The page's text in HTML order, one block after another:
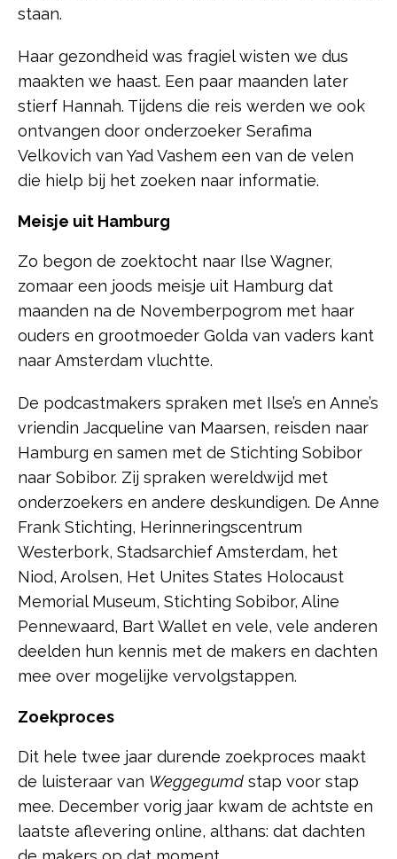
staan.
Haar gezondheid was fragiel wisten we dus
maakten we haast. Een paar maanden later
stierf Hannah. Tijdens die reis werden we ook
ontvangen door onderzoeker Serafima
Velkovich van Yad Vashem een van de velen
die hielp bij het zoeken naar informatie.
Meisje uit Hamburg
Zo begon de zoektocht naar Ilse Wagner,
zomaar een joods meisje uit Hamburg dat
maanden na de Novemberpogrom met haar
ouders en grootmoeder Golda van vaders kant
naar Amsterdam vluchtte.
De podcastmakers spraken met Ilse’s en Anne’s
vriendin Jacqueline van Maarsen, reisden naar
Hamburg en samen met de Stichting Sobibor
naar Sobibor. Zij spraken wereldwijd met
onderzoekers en andere deskundigen. De Anne
Frank Stichting, Herinneringscentrum
Westerbork, Stadsarchief Amsterdam, het
Niod, Arolsen, Het Unites States Holocaust
Memorial Museum, Stichting Sobibor, Aline
Pennewaard, Bart Wallet en vele, vele anderen
deelden hun kennis met de makers en dachten
mee over mogelijke vervolgstappen.
Zoekproces
Dit hele twee jaar durende zoekproces maakt
de luisteraar van Weggegumd stap voor stap
mee. December vorig jaar kwam de achtste en
laatste aflevering online, althans: dat dachten